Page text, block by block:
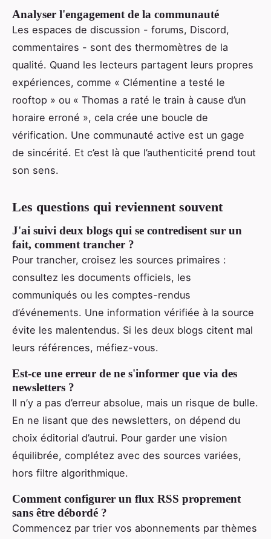
Analyser l'engagement de la communauté
Les espaces de discussion - forums, Discord,
commentaires - sont des thermomètres de la
qualité. Quand les lecteurs partagent leurs propres
expériences, comme « Clémentine a testé le
rooftop » ou « Thomas a raté le train à cause d’un
horaire erroné », cela crée une boucle de
vérification. Une communauté active est un gage
de sincérité. Et c’est là que l’authenticité prend tout
son sens.
Les questions qui reviennent souvent
J'ai suivi deux blogs qui se contredisent sur un
fait, comment trancher ?
Pour trancher, croisez les sources primaires :
consultez les documents officiels, les
communiqués ou les comptes-rendus
d’événements. Une information vérifiée à la source
évite les malentendus. Si les deux blogs citent mal
leurs références, méfiez-vous.
Est-ce une erreur de ne s'informer que via des
newsletters ?
Il n’y a pas d’erreur absolue, mais un risque de bulle.
En ne lisant que des newsletters, on dépend du
choix éditorial d’autrui. Pour garder une vision
équilibrée, complétez avec des sources variées,
hors filtre algorithmique.
Comment configurer un flux RSS proprement
sans être débordé ?
Commencez par trier vos abonnements par thèmes